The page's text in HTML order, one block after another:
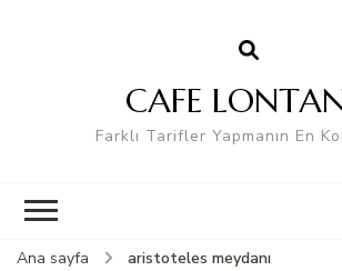
CAFE
Farklı Tarifler Yapmanın En
Ana sayfa aristoteles meydanı